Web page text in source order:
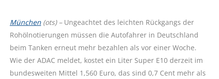
München (ots) – Ungeachtet des leichten Rückgangs der
Rohölnotierungen müssen die Autofahrer in Deutschland
beim Tanken erneut mehr bezahlen als vor einer Woche.
Wie der ADAC meldet, kostet ein Liter Super E10 derzeit im
bundesweiten Mittel 1,560 Euro, das sind 0,7 Cent mehr als